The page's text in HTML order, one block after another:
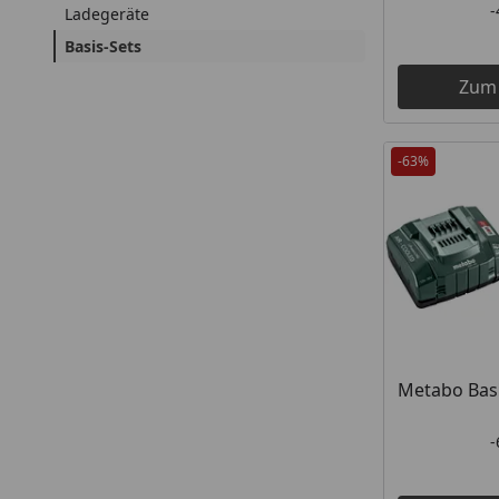
Ladegeräte
Basis-Sets
-
-63%
Metabo
-